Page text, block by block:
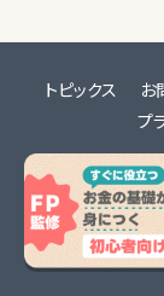
トピックス お
プ